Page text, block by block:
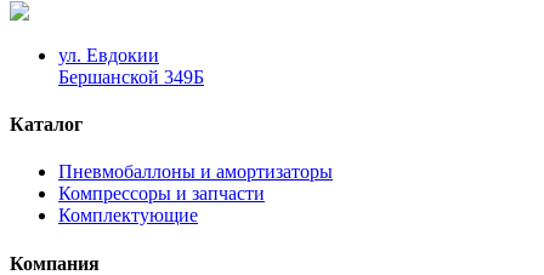
ул. Евдокии
Бершанской 349Б
Каталог
Пневмобаллоны и амортизаторы
Компрессоры и запчасти
Комплектующие
Компания